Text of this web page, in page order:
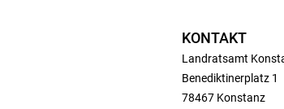
KONTAKT
Landratsamt
Benediktinerplatz 1
78467 Konstanz